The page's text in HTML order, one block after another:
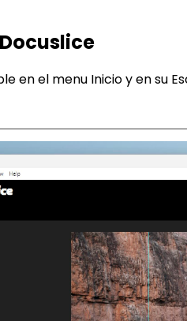
en el menu Inicio y en su